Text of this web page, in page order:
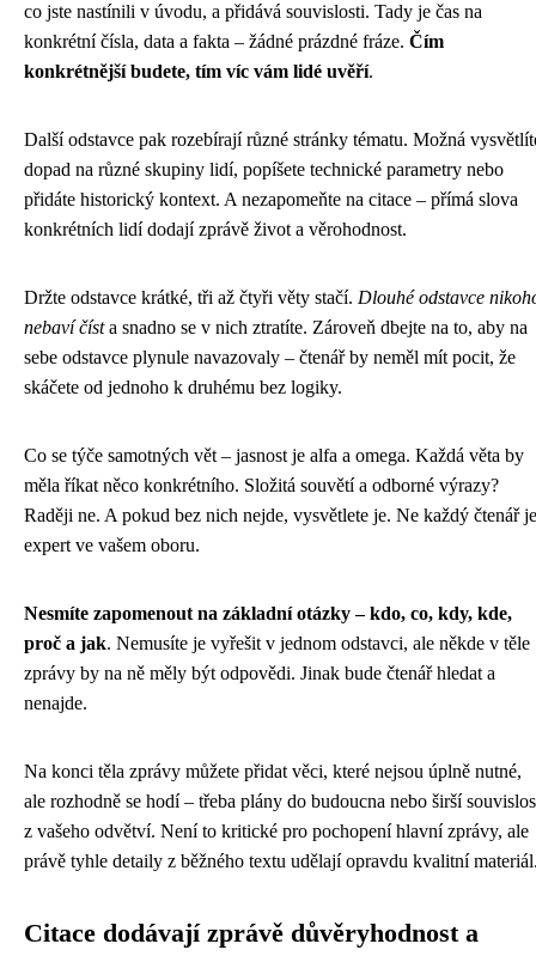
co jste nastínili v úvodu, a přidává souvislosti. Tady je čas na
konkrétní čísla, data a fakta – žádné prázdné fráze. Čím
konkrétnější budete, tím víc vám lidé uvěří.
Další odstavce pak rozebírají různé stránky tématu. Možná
dopad na různé skupiny lidí, popíšete technické parametry nebo
přidáte historický kontext. A nezapomeňte na citace – přímá slova
konkrétních lidí dodají zprávě život a věrohodnost.
Držte odstavce krátké, tři až čtyři věty stačí. Dlouhé odstavce
nebaví čísta snadno se v nich ztratíte. Zároveň dbejte na to, aby na
sebe odstavce plynule navazovaly – čtenář by neměl mít pocit, že
skáčete od jednoho k druhému bez logiky.
Co se týče samotných vět – jasnost je alfa a omega. Každá věta by
měla říkat něco konkrétního. Složitá souvětí a odborné výrazy?
Raději ne. A pokud bez nich nejde, vysvětlete je. Ne každý čtenář je
expert ve vašem oboru.
Nesmíte zapomenout na základní otázky – kdo, co, kdy, kde,
proč a jak. Nemusíte je vyřešit v jednom odstavci, ale někde v těle
zprávy by na ně měly být odpovědi. Jinak bude čtenář hledat a
nenajde.
Na konci těla zprávy můžete přidat věci, které nejsou úplně nutné,
ale rozhodně se hodí – třeba plány do budoucna nebo širší
z vašeho odvětví. Není to kritické pro pochopení hlavní zprávy, ale
právě tyhle detaily z běžného textu udělají opravdu kvalitní
Citace dodávají zprávě důvěryhodnost a